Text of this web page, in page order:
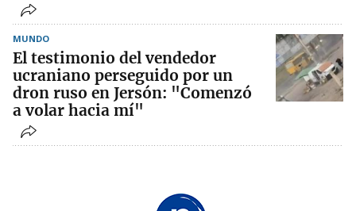
MUNDO
El testimonio del vendedor
ucraniano perseguido por un
dron ruso en Jersón: "Comenzó
a volar hacia mí"